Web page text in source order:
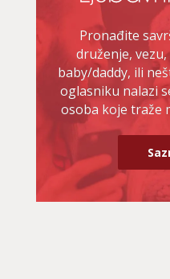
Pronađite
druženje,
baby/daddy, ili
oglasniku nalazi
osoba koje traže